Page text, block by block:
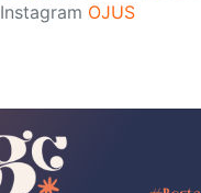
Instagram OJUS